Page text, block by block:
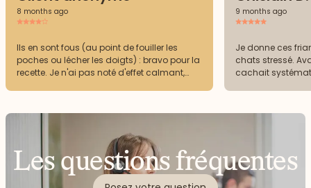
8 months ago
Ils en sont fous (au point de fouiller les
poches ou lécher les doigts) : bravo pour la
recette. Je n'ai pas noté d'effet calmant,
9 months ago
Je donne ces
chats stressé.
cachait
Les questions fréquentes